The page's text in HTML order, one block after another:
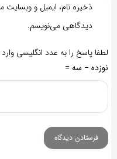
ذخیره نام، ایمیل و وبسایت
دیدگاهی می‌نویسم.
لطفا پاسخ را به عدد انگلیسی
نوزده − سه =